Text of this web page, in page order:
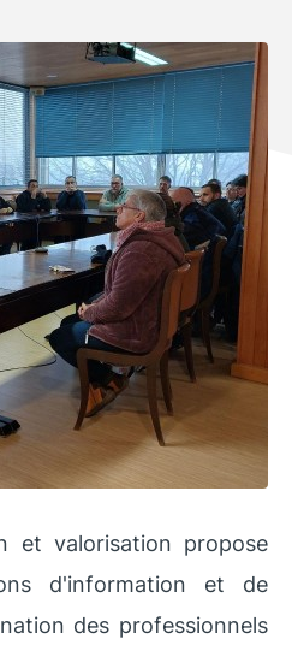
et valorisation propose
d'information et de
des professionnels